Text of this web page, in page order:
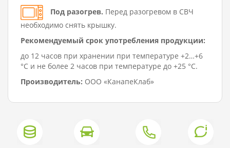
Под разогрев. Перед разогревом в СВЧ
необходимо снять крышку.
Рекомендуемый срок употребления продукции:
до 12 часов при хранении при температуре +2…+6
°C и не более 2 часов при температуре до +25 °C.
Производитель: ООО «КанапеКлаб»